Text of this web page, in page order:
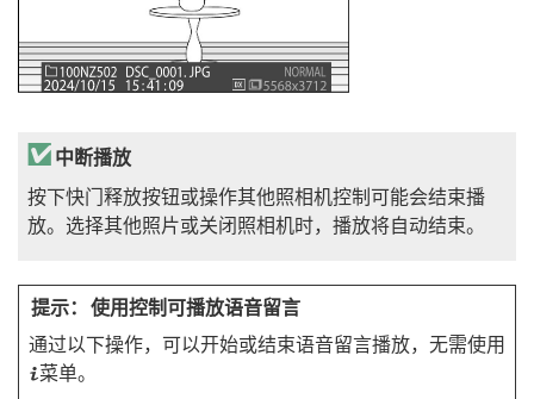
中断播放
按下快门释放按钮或操作其他照相机控制可能会结束播
放。选择其他照片或关闭照相机时，播放将自动结束。
使用控制可播放语音留言
通过以下操作，可以开始或结束语音留言播放，无需使用
i菜单。